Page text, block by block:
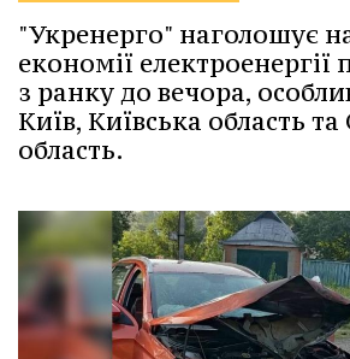
"Укренерго" наголошує
економії
з ранку до вечора,
Київ, Київська область
область.